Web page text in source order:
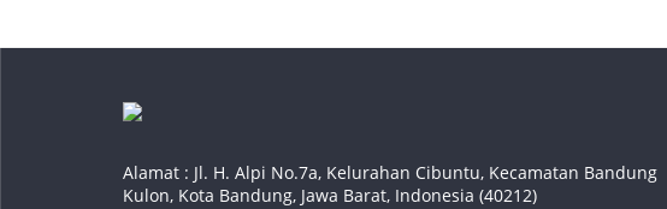
Alamat : Jl. H. Alpi No.7a, Kelurahan Cibuntu, Kecamatan Bandung
Kulon, Kota Bandung, Jawa Barat, Indonesia (40212)